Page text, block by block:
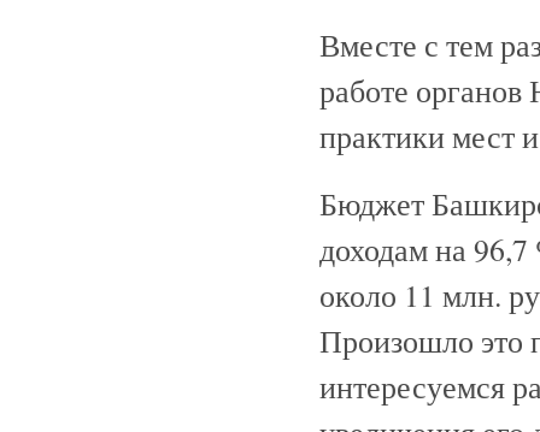
Вместе с тем
работе
практики мест
Бюджет
доходам на
около 11 млн.
Произошло это
интересуемся